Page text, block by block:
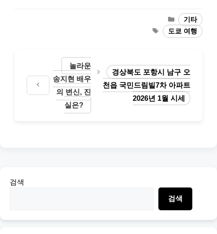
Categories
기타
Tags도쿄 여행
놀라운
송지현 배우
의 변신, 진
실은?
경상북도 포항시 남구 오
천읍 국민드림빌7차 아파트
2026년 1월 시세
검색
검색